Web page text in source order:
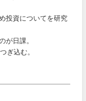
投資についてを研究
が日課。
ぎ込む。